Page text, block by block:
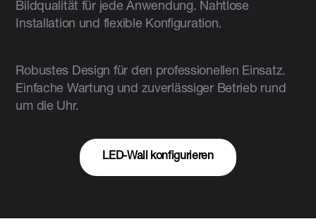
Bildqualität für jede Anwendung. Nahtlose
Installation und flexible Konfiguration.
Robustes Design für den professionellen Einsatz.
Einfache Wartung und zuverlässiger Betrieb rund
um die Uhr.
LED-Wall konfigurieren